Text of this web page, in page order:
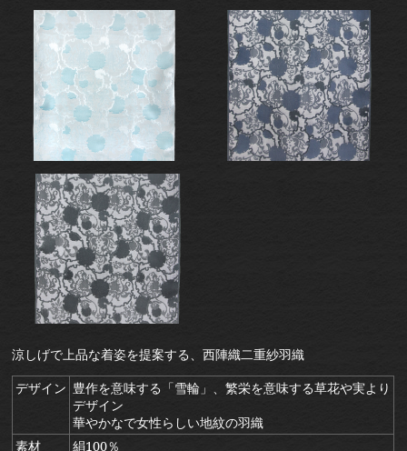
涼しげで上品な着姿を提案する、西陣織二重紗羽織
デザイン 豊作を意味する「雪輪」、繁栄を意味する草花や実より
デザイン
華やかなで女性らしい地紋の羽織
素材
絹100％